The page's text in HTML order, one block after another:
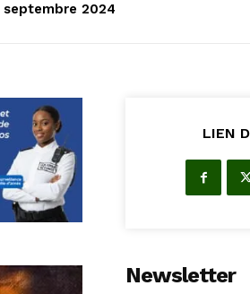
septembre 2024
LIEN
Newsletter